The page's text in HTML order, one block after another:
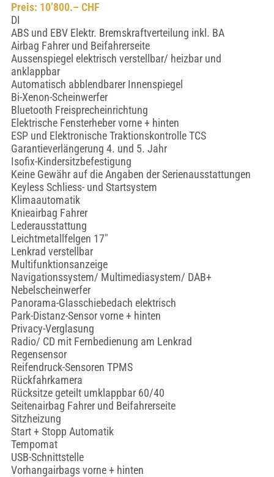
Preis: 10’800.– CHF
DI
ABS und EBV Elektr. Bremskraftverteilung inkl. BA
Airbag Fahrer und Beifahrerseite
Aussenspiegel elektrisch verstellbar/ heizbar und
anklappbar
Automatisch abblendbarer Innenspiegel
Bi-Xenon-Scheinwerfer
Bluetooth Freisprecheinrichtung
Elektrische Fensterheber vorne + hinten
ESP und Elektronische Traktionskontrolle TCS
Garantieverlängerung 4. und 5. Jahr
Isofix-Kindersitzbefestigung
Keine Gewähr auf die Angaben der Serienausstattungen
Keyless Schliess- und Startsystem
Klimaautomatik
Knieairbag Fahrer
Lederausstattung
Leichtmetallfelgen 17"
Lenkrad verstellbar
Multifunktionsanzeige
Navigationssystem/ Multimediasystem/ DAB+
Nebelscheinwerfer
Panorama-Glasschiebedach elektrisch
Park-Distanz-Sensor vorne + hinten
Privacy-Verglasung
Radio/ CD mit Fernbedienung am Lenkrad
Regensensor
Reifendruck-Sensoren TPMS
Rückfahrkamera
Rücksitze geteilt umklappbar 60/40
Seitenairbag Fahrer und Beifahrerseite
Sitzheizung
Start + Stopp Automatik
Tempomat
USB-Schnittstelle
Vorhangairbags vorne + hinten